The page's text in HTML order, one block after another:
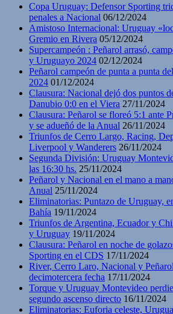
Copa Uruguay: Defensor Sporting
penales a Nacional 06/12/2024
Amistoso Internacional: Uruguay
Gremio en Rivera 05/12/2024
Supercampeón : Peñarol arrasó,
y Uruguayo 2024 02/12/2024
Peñarol campeón de punta a punta
2024 01/12/2024
Clausura: Nacional dejó dos puntos
Danubio 0:0 en el Viera 27/11/2024
Clausura: Peñarol se floreó 5:1 ante
y se adueñó de la Anual 26/11/2024
Triunfos de Cerro Largo, Racing,
Liverpool y Wanderers 26/11/2024
Segunda División: Uruguay
las 16:30 hs. 25/11/2024
Peñarol y Nacional en el mano a
Anual 25/11/2024
Eliminatorias: Puntazo de Uruguay,
Bahía 19/11/2024
Triunfos de Argentina, Ecuador y
y Uruguay 19/11/2024
Clausura: Peñarol en noche de
Sporting en el CDS 17/11/2024
River, Cerro Laro, Nacional y
decimotercera fecha 17/11/2024
Torque y Uruguay Montevideo
segundo ascenso directo 16/11/2024
Eliminatorias: Euforia celeste,